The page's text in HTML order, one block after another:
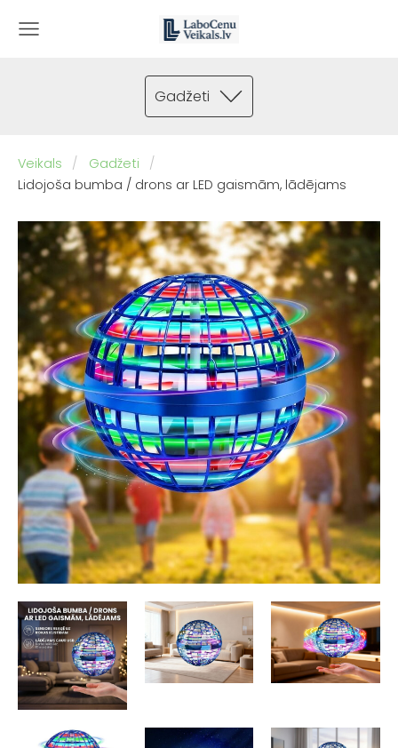
Gadžeti
Veikals
Gadžeti
Lidojoša bumba / drons ar LED gaismām, lādējams